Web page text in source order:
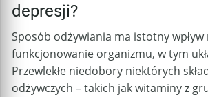
depresji?
Sposób odżywiania ma istotny wpływ
funkcjonowanie organizmu, w tym
Przewlekłe niedobory niektórych
odżywczych – takich jak witaminy z